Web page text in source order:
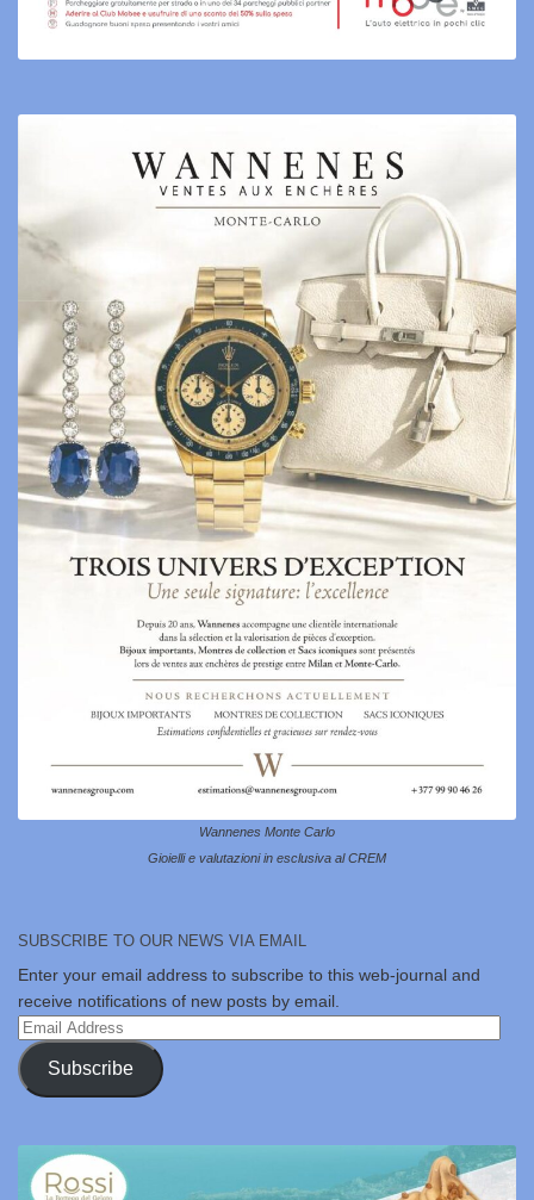
Wannenes Monte Carlo
Gioielli e valutazioni in esclusiva al CREM
SUBSCRIBE TO OUR NEWS VIA EMAIL
Enter your email address to subscribe to this web-journal and
receive notifications of new posts by email.
Email
Address
Subscribe